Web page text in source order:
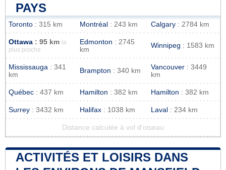
PAYS
Toronto : 315 km Montréal : 243 km Calgary : 2784 km
Ottawa : 95 km
la
plus proche
Edmonton : 2745
km
Winnipeg : 1583 km
Mississauga : 341
km
Brampton : 340 km Vancouver : 3449
km
Québec : 437 km Hamilton : 382 km Hamilton : 382 km
Surrey : 3432 km Halifax : 1038 km Laval : 234 km
Distance calculée à vol d'oiseau
ACTIVITÉS ET LOISIRS DANS